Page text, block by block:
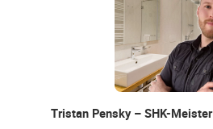
Tristan Pensky – SHK-Meister